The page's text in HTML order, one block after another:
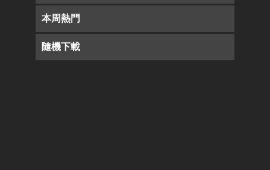
本周熱門
隨機下載